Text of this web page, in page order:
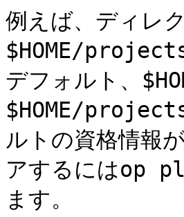
例えば、ディレ
$HOME/
デフォルト、
$HOME/
ルトの資格情報
アするにはop
ます。